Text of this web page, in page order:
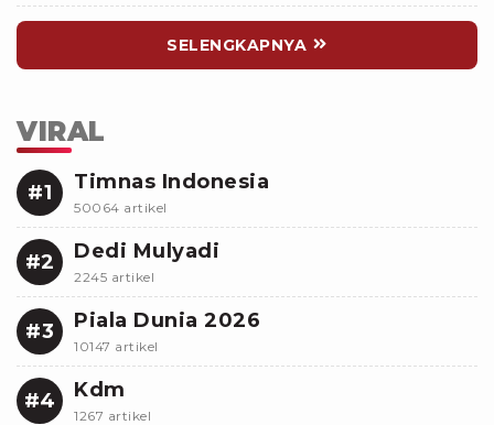
SELENGKAPNYA
VIRAL
#1 Timnas Indonesia
50064 artikel
#2 Dedi Mulyadi
2245 artikel
#3 Piala Dunia 2026
10147 artikel
#4 Kdm
1267 artikel